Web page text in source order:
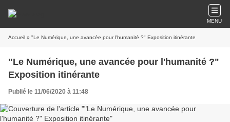
MENU
Accueil » "Le Numérique, une avancée pour l'humanité ?" Exposition itinérante
"Le Numérique, une avancée pour l'humanité ?"
Exposition itinérante
Publié le 11/06/2020 à 11:48